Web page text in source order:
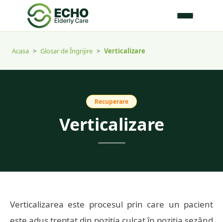
Acasa > Glosar de Îngrijire > Verticalizare
Recuperare
Verticalizare
Verticalizarea este procesul prin care un pacient